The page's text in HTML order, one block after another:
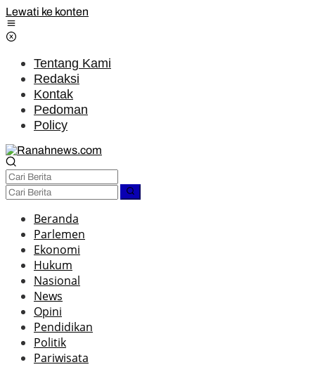
Lewati ke konten
Tentang Kami
Redaksi
Kontak
Pedoman
Policy
Beranda
Parlemen
Ekonomi
Hukum
Nasional
News
Opini
Pendidikan
Politik
Pariwisata